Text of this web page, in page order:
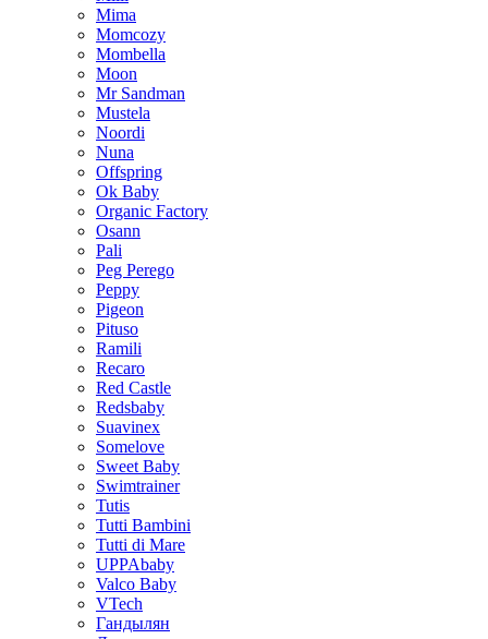
Mima
Momcozy
Mombella
Moon
Mr Sandman
Mustela
Noordi
Nuna
Offspring
Ok Baby
Organic Factory
Osann
Pali
Peg Perego
Peppy
Pigeon
Pituso
Ramili
Recaro
Red Castle
Redsbaby
Suavinex
Somelove
Sweet Baby
Swimtrainer
Tutis
Tutti Bambini
Tutti di Mare
UPPAbaby
Valco Baby
VTech
Гандылян